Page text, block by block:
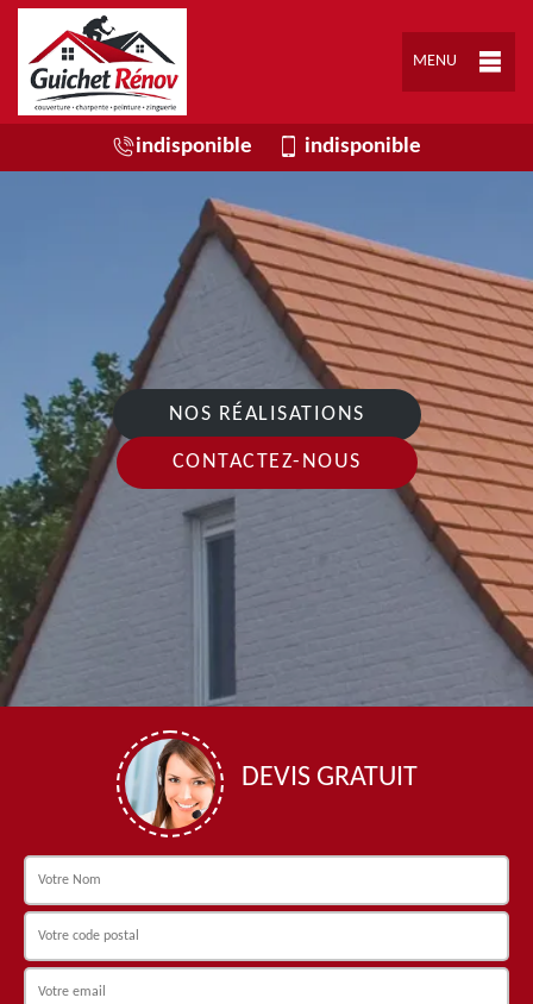
MENU
indisponible indisponible
NOS RÉALISATIONS
CONTACTEZ-NOUS
DEVIS GRATUIT